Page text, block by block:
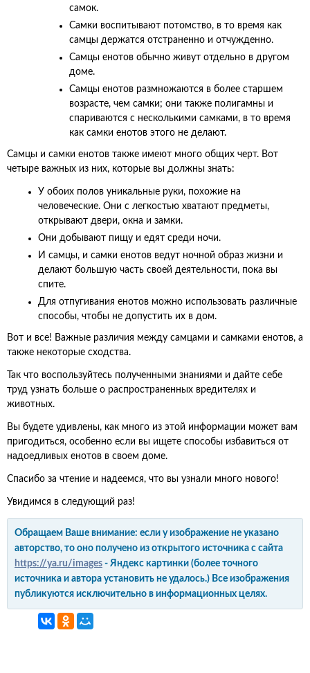
самок.
Самки воспитывают потомство, в то время как
самцы держатся отстраненно и отчужденно.
Самцы енотов обычно живут отдельно в другом
доме.
Самцы енотов размножаются в более старшем
возрасте, чем самки; они также полигамны и
спариваются с несколькими самками, в то время
как самки енотов этого не делают.
Самцы и самки енотов также имеют много общих черт. Вот
четыре важных из них, которые вы должны знать:
У обоих полов уникальные руки, похожие на
человеческие. Они с легкостью хватают предметы,
открывают двери, окна и замки.
Они добывают пищу и едят среди ночи.
И самцы, и самки енотов ведут ночной образ жизни и
делают большую часть своей деятельности, пока вы
спите.
Для отпугивания енотов можно использовать различные
способы, чтобы не допустить их в дом.
Вот и все! Важные различия между самцами и самками енотов, а
также некоторые сходства.
Так что воспользуйтесь полученными знаниями и дайте себе
труд узнать больше о распространенных вредителях и
животных.
Вы будете удивлены, как много из этой информации может вам
пригодиться, особенно если вы ищете способы избавиться от
надоедливых енотов в своем доме.
Спасибо за чтение и надеемся, что вы узнали много нового!
Увидимся в следующий раз!
Обращаем Ваше внимание: если у изображение не указано
авторство, то оно получено из открытого источника с сайта
https://ya.ru/images - Яндекс картинки (более точного
источника и автора установить не удалось.) Все изображения
публикуются исключительно в информационных целях.